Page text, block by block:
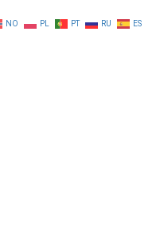
NO PL PT RU ES